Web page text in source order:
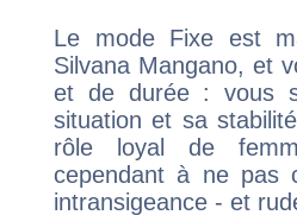
Le mode Fixe est
Silvana Mangano, et
et de durée : vous
situation et sa
rôle loyal de
cependant à ne pas
intransigeance - et